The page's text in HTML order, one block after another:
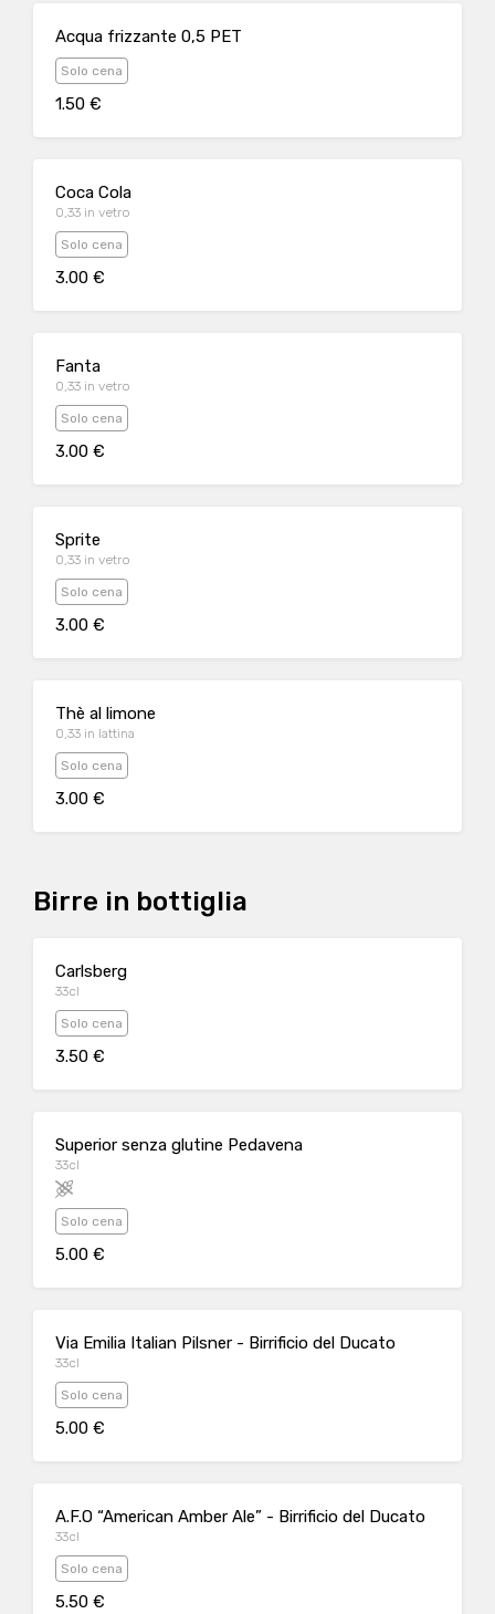
Acqua frizzante 0,5 PET
Solo cena
1.50 €
Coca Cola
0,33 in vetro
Solo cena
3.00 €
Fanta
0,33 in vetro
Solo cena
3.00 €
Sprite
0,33 in vetro
Solo cena
3.00 €
Thè al limone
0,33 in lattina
Solo cena
3.00 €
Birre in bottiglia
Carlsberg
33cl
Solo cena
3.50 €
Superior senza glutine Pedavena
33cl
Solo cena
5.00 €
Via Emilia Italian Pilsner - Birrificio del Ducato
33cl
Solo cena
5.00 €
A.F.O “American Amber Ale” - Birrificio del Ducato
33cl
Solo cena
5.50 €